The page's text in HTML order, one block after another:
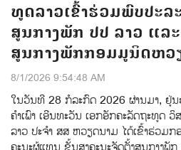
ທູດລາວເຂົ້າຮ່ວມພົບປະລ
ສູນກາງພັກ ປປ ລາວ ແລ
ສູນກາງພັກກອມມູນິດຫວ
8/1/2026 9:54:48 AM
ໃນວັນທີ 28 ກໍລະກົດ 2026 ຜ່ານມາ, ຢູ່ນ
ຄຳເພົາ ເອີນທະວັນ ເອກອັກຄະລັດຖະທູດ
ລາວ ປະຈຳ ສສ ຫວຽດນາມ ໄດ້ເຂົ້າຮ່ວມກ